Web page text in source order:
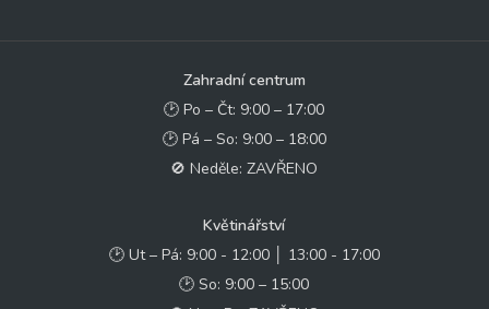
Zahradní centrum
🕑 Po – Čt: 9:00 – 17:00
🕑 Pá – So: 9:00 – 18:00
🚫 Neděle: ZAVŘENO
Květinářství
🕑 Ut – Pá: 9:00 - 12:00 │ 13:00 - 17:00
🕑 So: 9:00 – 15:00